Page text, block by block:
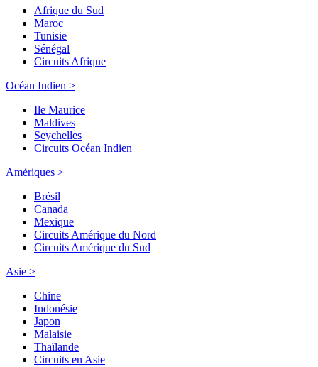
Afrique du Sud
Maroc
Tunisie
Sénégal
Circuits Afrique
Océan Indien >
Ile Maurice
Maldives
Seychelles
Circuits Océan Indien
Amériques >
Brésil
Canada
Mexique
Circuits Amérique du Nord
Circuits Amérique du Sud
Asie >
Chine
Indonésie
Japon
Malaisie
Thaïlande
Circuits en Asie